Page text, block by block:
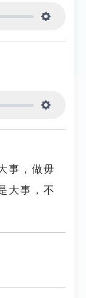
事，做毋
大事，不